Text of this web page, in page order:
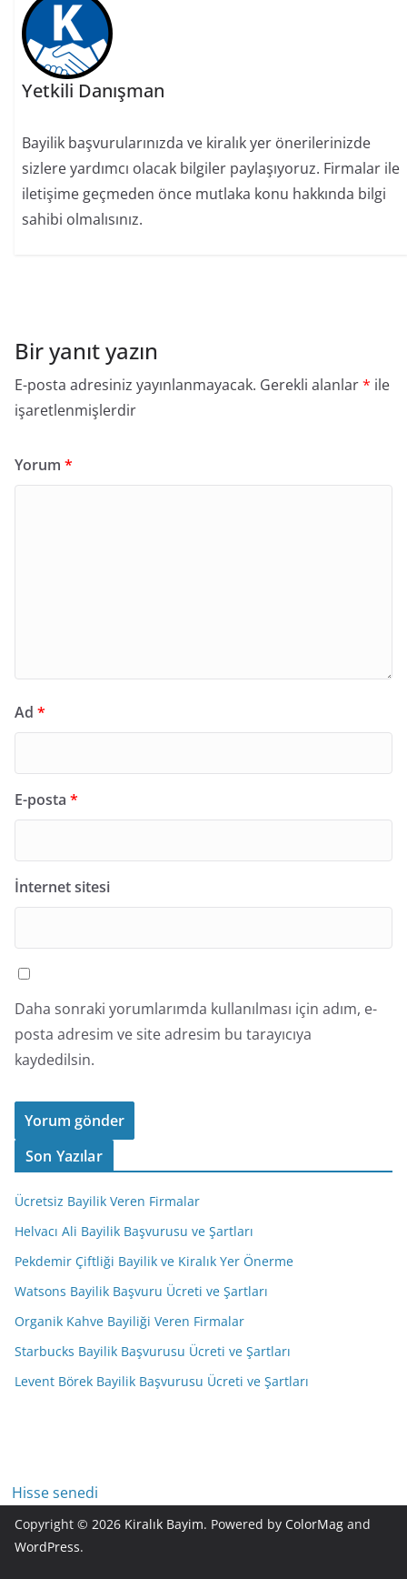
Yetkili Danışman
Bayilik başvurularınızda ve kiralık yer önerilerinizde
sizlere yardımcı olacak bilgiler paylaşıyoruz. Firmalar ile
iletişime geçmeden önce mutlaka konu hakkında bilgi
sahibi olmalısınız.
Bir yanıt yazın
E-posta adresiniz yayınlanmayacak. Gerekli alanlar* ile
işaretlenmişlerdir
Yorum *
Ad *
E-posta *
İnternet sitesi
Daha sonraki yorumlarımda kullanılması için adım, e-
posta adresim ve site adresim bu tarayıcıya
kaydedilsin.
Son Yazılar
Ücretsiz Bayilik Veren Firmalar
Helvacı Ali Bayilik Başvurusu ve Şartları
Pekdemir Çiftliği Bayilik ve Kiralık Yer Önerme
Watsons Bayilik Başvuru Ücreti ve Şartları
Organik Kahve Bayiliği Veren Firmalar
Starbucks Bayilik Başvurusu Ücreti ve Şartları
Levent Börek Bayilik Başvurusu Ücreti ve Şartları
Hisse senedi
Copyright © 2026 Kiralık Bayim. Powered by ColorMag and
WordPress.